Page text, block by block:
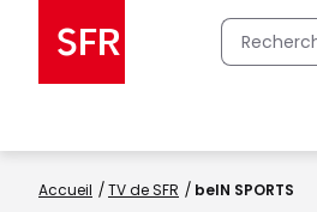
Accueil TV de SFR beIN SPORTS